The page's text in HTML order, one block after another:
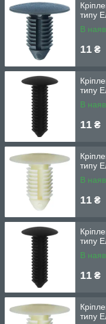
типу
В
11 ₴
типу
В
11 ₴
типу
В
11 ₴
типу
В
11 ₴
типу